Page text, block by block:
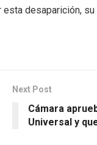
desaparición,
Next Post
Cámara
Universal y